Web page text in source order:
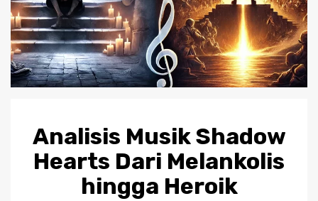
Analisis Musik Shadow
Hearts Dari Melankolis
hingga Heroik